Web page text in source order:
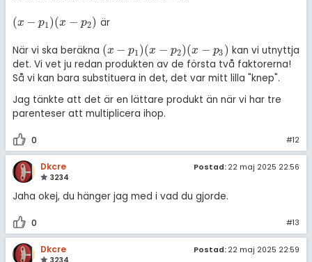
(x − p1 )(x − p2)
(x- p1 )(x -p2 ) är
När vi ska beräkna (x − p1 )(x − p2)(x − p3 )
(x- p1 )(x -p2 )(x-p3)
kan vi utnyttja
det. Vi vet ju redan produkten av de första två faktorerna!
Så vi kan bara substituera in det, det var mitt lilla "knep".
Jag tänkte att det är en lättare produkt än när vi har tre
parenteser att multiplicera ihop.
0 #12
Dkcre
3234
Postad: 22 maj 2025 22:56
Jaha okej, du hänger jag med i vad du gjorde.
0 #13
Dkcre Postad: 22 maj 2025 22:59